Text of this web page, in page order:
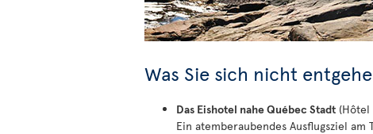
Was Sie sich nicht
Das Eishotel nahe Québec Stadt (Hôtel
Ein atemberaubendes Ausflugsziel